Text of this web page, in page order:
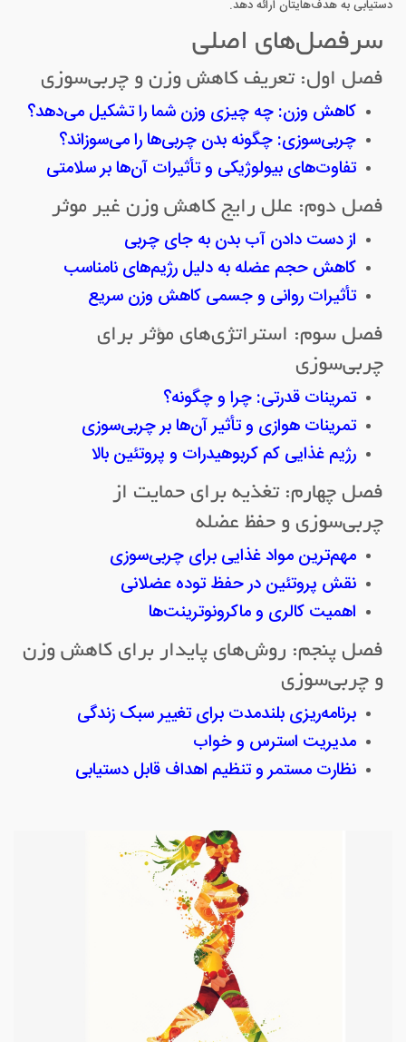
دستیابی به هدف‌هایتان ارائه دهد.
سرفصل‌های اصلی
فصل اول: تعریف کاهش وزن و چربی‌سوزی
کاهش وزن: چه چیزی وزن شما را تشکیل می‌دهد؟
چربی‌سوزی: چگونه بدن چربی‌ها را می‌سوزاند؟
تفاوت‌های بیولوژیکی و تأثیرات آن‌ها بر سلامتی
فصل دوم: علل رایج کاهش وزن غیر موثر
از دست دادن آب بدن به جای چربی
کاهش حجم عضله به دلیل رژیم‌های نامناسب
تأثیرات روانی و جسمی کاهش وزن سریع
فصل سوم: استراتژی‌های مؤثر برای
چربی‌سوزی
تمرینات قدرتی: چرا و چگونه؟
تمرینات هوازی و تأثیر آن‌ها بر چربی‌سوزی
رژیم غذایی کم کربوهیدرات و پروتئین بالا
فصل چهارم: تغذیه برای حمایت از
چربی‌سوزی و حفظ عضله
مهم‌ترین مواد غذایی برای چربی‌سوزی
نقش پروتئین در حفظ توده عضلانی
اهمیت کالری و ماکرونوترینت‌ها
فصل پنجم: روش‌های پایدار برای کاهش وزن
و چربی‌سوزی
برنامه‌ریزی بلندمدت برای تغییر سبک زندگی
مدیریت استرس و خواب
نظارت مستمر و تنظیم اهداف قابل دستیابی